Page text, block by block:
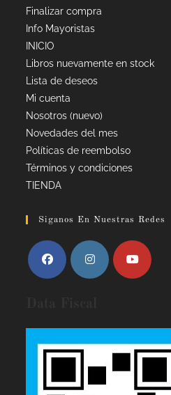
Finalizar compra
Info Mayoristas
INICIO
Libros nuevamente en stock
Lista de deseos
Mi cuenta
Nosotros (nuevo)
Novedades del mes
Políticas de reembolso
Términos y condiciones
TIENDA
Siganos En Nuestras Redes